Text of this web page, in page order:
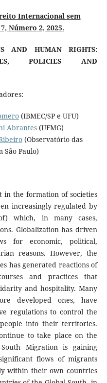
Internacional sem
Número 2, 2025.
AND HUMAN RIGHTS:
POLICIES AND
(IBMEC/SP e UFU)
Abrantes (UFMG)
(Observatório das
São Paulo)
the formation of societies
increasingly regulated by
which, in many cases,
Globalization has driven
for economic, political,
reasons. However, the
has generated reactions of
and practices that
and hospitality. Many
developed ones, have
regulations to control the
into their territories.
to take place on the
Migration is gaining
flows of migrants
within their own countries